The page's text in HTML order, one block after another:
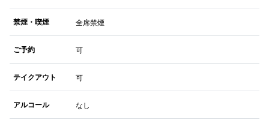
禁煙・喫煙 全席禁煙
ご予約 可
テイクアウト 可
アルコール なし